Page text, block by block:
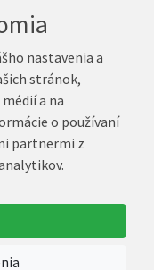
nastavenia a
stránok,
a na
o používaní
partnermi z